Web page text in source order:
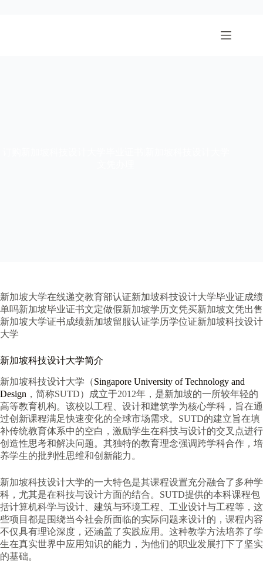
新加坡大学在线递交教育部认证新加坡科技设计大学毕业证成绩
单吗新加坡毕业证书文定做假新加坡学历文凭买新加坡文凭出售
新加坡大学证书成绩新加坡留服认证学历学位证新加坡科技设计
大学
新加坡科技设计大学简介
新加坡科技设计大学（Singapore University of Technology and
Design ，简称SUTD）成立于2012年，是新加坡的一所较年轻的
高等教育机构。该校以工程、设计和建筑学为核心学科，旨在通
过创新课程满足快速变化的全球市场需求。SUTD的建立旨在填
补传统教育体系中的空白，激励学生在科技与设计的交叉点进行
创造性思考和解决问题。其独特的教育理念强调跨学科合作，培
养学生的批判性思维和创新能力。
新加坡科技设计大学的一大特色是其课程设置充分融合了多种学
科，尤其是在科技与设计方面的结合。SUTD提供的本科课程包
括计算机科学与设计、建筑与环境工程、工业设计与工程等，这
些项目都是围绕当今社会所面临的实际问题来设计的，课程内容
不仅具有理论深度，还涵盖了实践应用。这种教学方法培养了学
生在真实世界中应用知识的能力，为他们的职业发展打下了坚实
的基础。